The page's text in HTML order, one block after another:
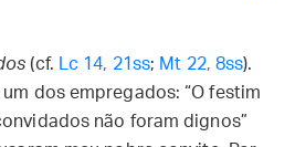
(cf. Lc 14, 21ss; Mt 22, 8ss).
dos empregados: “O festim
não foram dignos”